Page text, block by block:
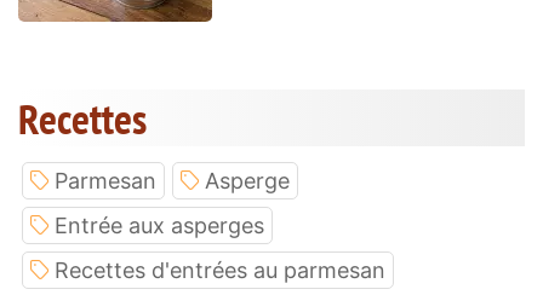
Recettes
Parmesan
Asperge
Entrée aux asperges
Recettes d'entrées au parmesan